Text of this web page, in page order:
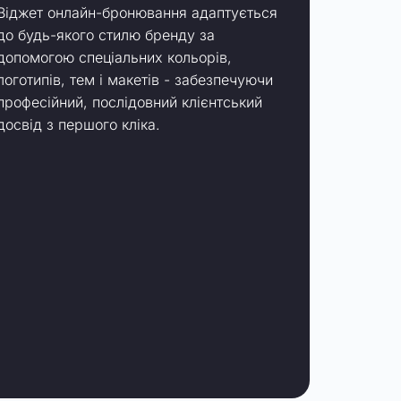
онлайн-бронювання адаптується
будь-якого стилю бренду за
спеціальних кольорів,
тем і макетів - забезпечуючи
послідовний клієнтський
з першого кліка.